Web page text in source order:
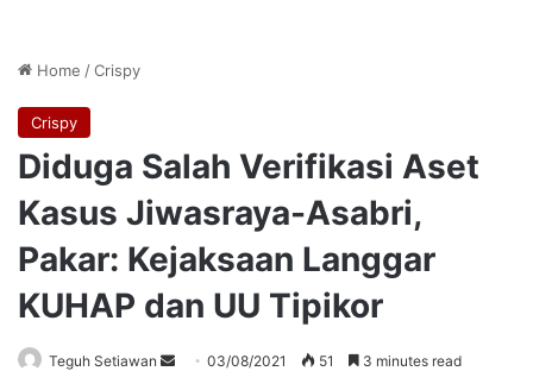
Home /Crispy
Crispy
Diduga Salah Verifikasi Aset
Kasus Jiwasraya-Asabri,
Pakar: Kejaksaan Langgar
KUHAP dan UU Tipikor
Teguh Setiawan
Send03/08/2021 51 3 minutes read